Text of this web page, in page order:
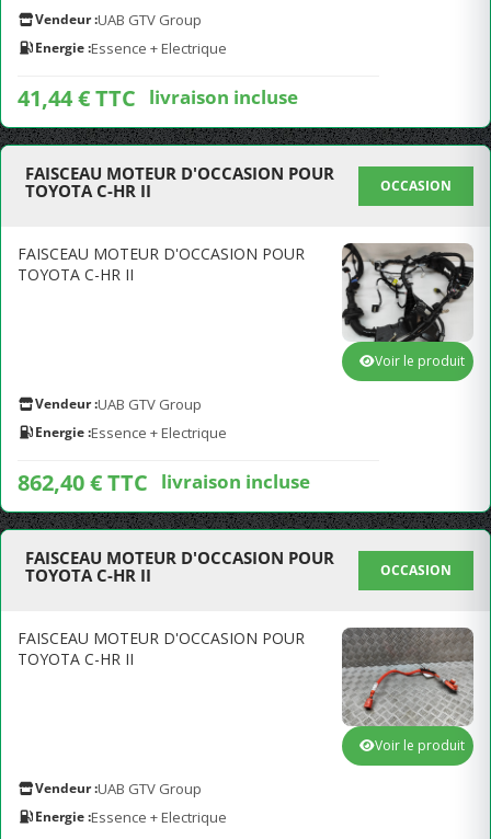
Vendeur :UAB GTV Group
Energie :Essence + Electrique
41,44 € TTC livraison incluse
FAISCEAU MOTEUR D'OCCASION POUR
TOYOTA C-HR II
OCCASION
FAISCEAU MOTEUR D'OCCASION POUR
TOYOTA C-HR II
Vendeur :UAB GTV Group
Energie :Essence + Electrique
862,40 € TTC livraison incluse
Voir le produit
FAISCEAU MOTEUR D'OCCASION POUR
TOYOTA C-HR II
OCCASION
FAISCEAU MOTEUR D'OCCASION POUR
TOYOTA C-HR II
Vendeur :UAB GTV Group
Energie :Essence + Electrique
Voir le produit